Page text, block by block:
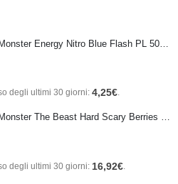
degli ultimi 30 giorni: 4,25€.
PRE-ORDER Monster The Beast Hard Scary Berries 355 ml IN ARRIVO ENTRO IL 21 SETTEMBRE
degli ultimi 30 giorni: 16,92€.